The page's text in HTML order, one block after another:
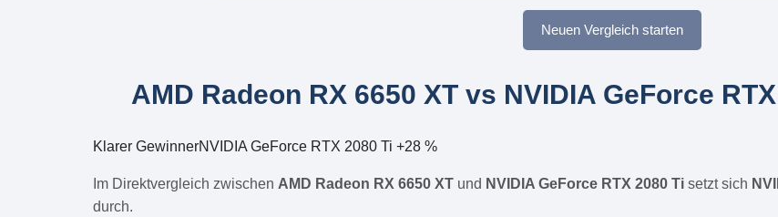
Neuen Vergleich starten
AMD Radeon RX 6650 XT vs NVIDIA GeForce
Klarer GewinnerNVIDIA GeForce RTX 2080 Ti +28 %
Im Direktvergleich zwischen AMD Radeon RX 6650 XT und NVIDIA GeForce RTX 2080 Ti setzt sich
durch.